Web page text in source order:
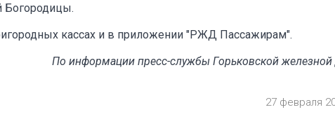
Богородицы.
кассах и в приложении "РЖД Пассажирам".
По информации пресс-службы Горьковской железной
27 февраля